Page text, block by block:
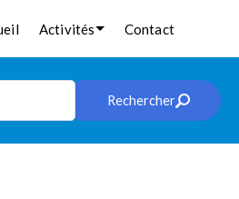
Activités Contact
Rechercher